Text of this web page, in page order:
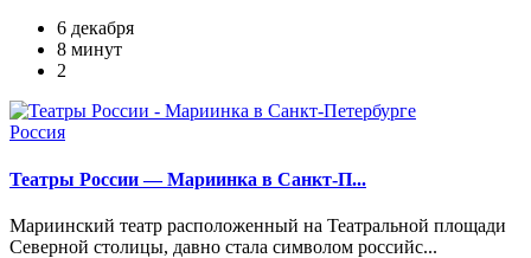
6 декабря
8 минут
2
Россия
Театры России — Мариинка в Санкт-П...
Мариинский театр расположенный на Театральной площади
Северной столицы, давно стала символом российс...